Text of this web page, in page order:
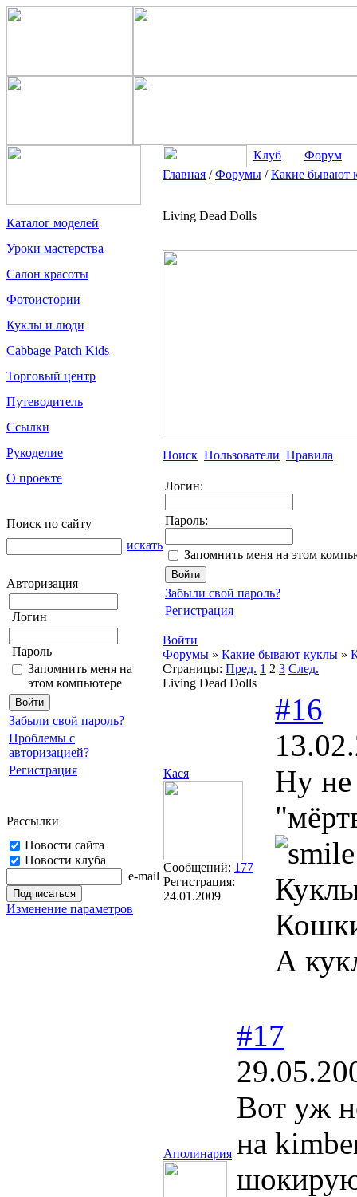
Каталог моделей
Уроки мастерства
Салон красоты
Фотоистории
Куклы и люди
Cabbage Patch Kids
Торговый центр
Путеводитель
Ссылки
Рукоделие
О проекте
Поиск по сайту
искать
Авторизация
Логин
Пароль
Запомнить меня на
этом компьютере
Забыли свой пароль?
Проблемы с
авторизацией?
Регистрация
Рассылки
Новости сайта
Новости клуба
e-mail
Изменение параметров
Клуб
Форум
Главная /Форумы /Какие бывают
Living Dead Dolls
Поиск Пользователи Правила
Логин:
Пароль:
Запомнить меня на этом
Забыли свой пароль?
Регистрация
Войти
Форумы » Какие бывают куклы »
Страницы: Пред. 1 2 3 След.
Living Dead Dolls
Кася
Сообщений: 177
Регистрация:
24.01.2009
#16
Ну не
А
Аполинария
#17
Вот уж
на